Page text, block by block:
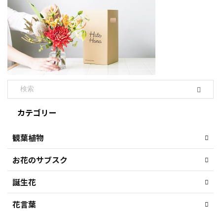
カテゴリー
観葉植物
お花のサブスク
誕生花
花言葉